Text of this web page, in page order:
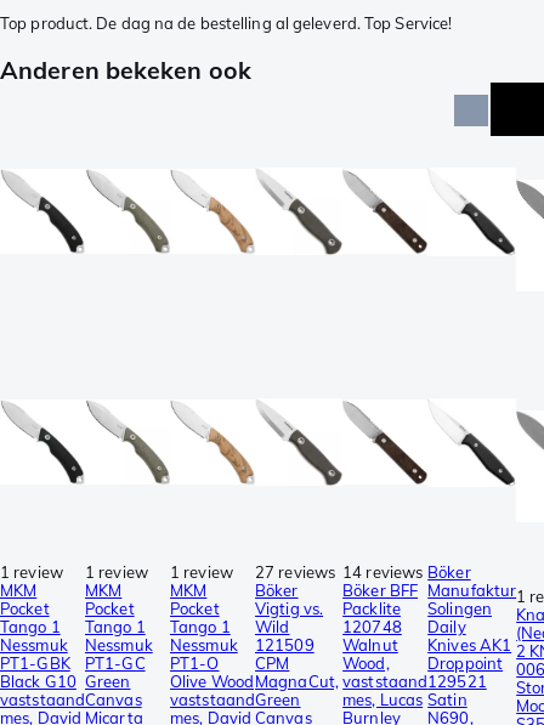
Top product. De dag na de bestelling al geleverd. Top Service!
Anderen bekeken ook
1 review
MKM
Pocket
Tango 1
Nessmuk
PT1-GBK
Black G10
vaststaand
mes, David
1 review
MKM
Pocket
Tango 1
Nessmuk
PT1-GC
Green
Canvas
Micarta
1 review
MKM
Pocket
Tango 1
Nessmuk
PT1-O
Olive Wood
vaststaand
mes, David
27 reviews
Böker
Vigtig vs.
Wild
121509
CPM
MagnaCut,
Green
Canvas
14 reviews
Böker BFF
Packlite
120748
Walnut
Wood,
vaststaand
mes, Lucas
Burnley
Böker
Manufaktur
Solingen
Daily
Knives AK1
Droppoint
129521
Satin
N690,
1
2